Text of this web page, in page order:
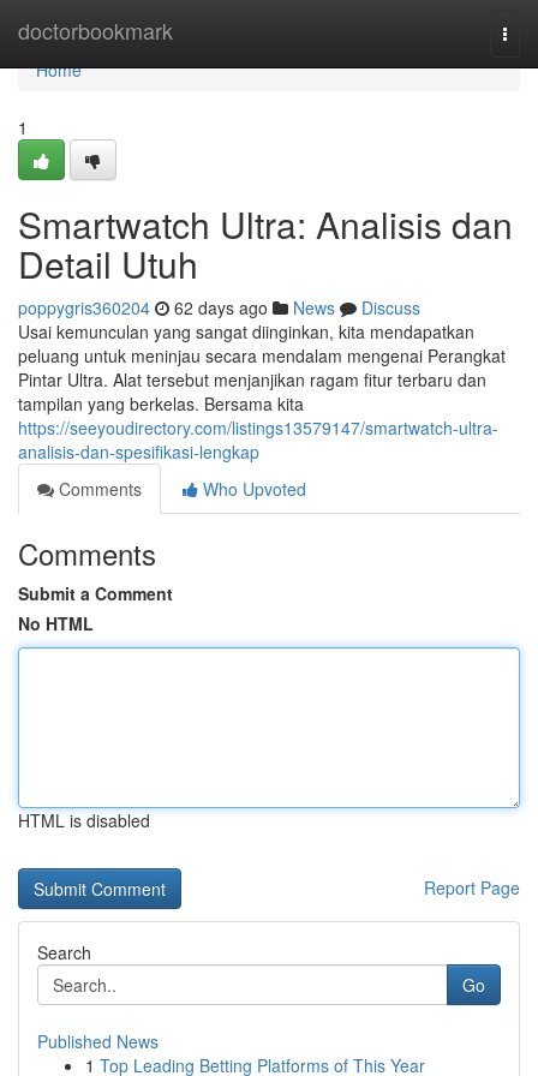
doctorbookmark
Home
Home
1
Smartwatch Ultra: Analisis dan
Detail Utuh
poppygris360204 62 days ago News
Discuss
Usai kemunculan yang sangat diinginkan, kita mendapatkan
peluang untuk meninjau secara mendalam mengenai Perangkat
Pintar Ultra. Alat tersebut menjanjikan ragam fitur terbaru dan
tampilan yang berkelas. Bersama kita
https://seeyoudirectory.com/listings13579147/smartwatch-ultra-
analisis-dan-spesifikasi-lengkap
Comments
Who Upvoted
Comments
Submit a Comment
No HTML
HTML is disabled
Report Page
Search
Go
Published News
1 Top Leading Betting Platforms of This Year